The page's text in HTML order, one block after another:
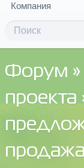
Компания
Форум »
проекта
продажа